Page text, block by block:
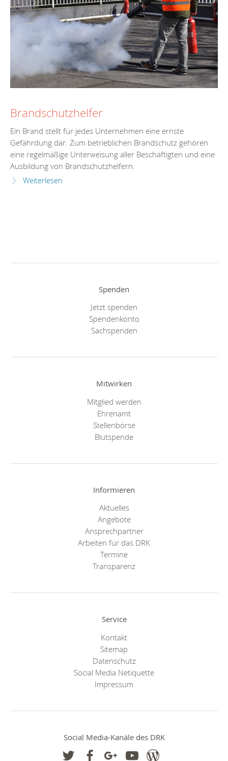
Brandschutzhelfer
Ein Brand stellt für jedes Unternehmen eine ernste
Gefährdung dar. Zum betrieblichen Brandschutz gehören
eine regelmäßige Unterweisung aller Beschäftigten und eine
Ausbildung von Brandschutzhelfern.
Weiterlesen
Spenden
Jetzt spenden
Spendenkonto
Sachspenden
Mitwirken
Mitglied werden
Ehrenamt
Stellenbörse
Blutspende
Informieren
Aktuelles
Angebote
Ansprechpartner
Arbeiten für das DRK
Termine
Transparenz
Service
Kontakt
Sitemap
Datenschutz
Social Media Netiquette
Impressum
Social Media-Kanäle des DRK